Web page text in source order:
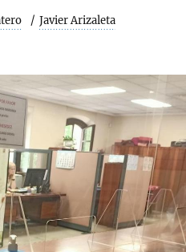
Javier Arizaleta